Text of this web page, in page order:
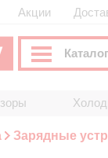
Акции
Каталог
Зарядные